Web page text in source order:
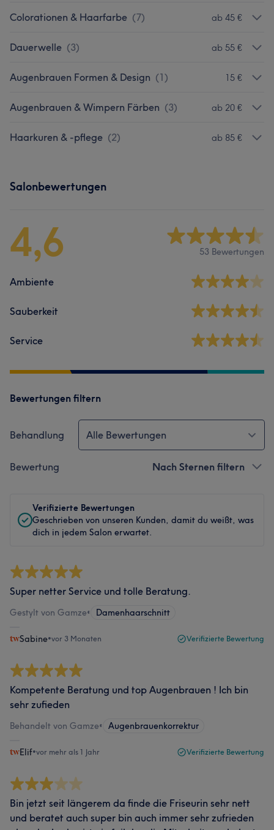
Colorationen & Haarfarbe (7) ab 45 €
Dauerwelle (3) ab 55 €
Augenbrauen Formen & Design (1) 15 €
Augenbrauen & Wimpern Färben (3) ab 20 €
Haarkuren & -pflege (2) ab 85 €
Salonbewertungen
4,6 53 Bewertungen
Ambiente
Sauberkeit
Service
Bewertungen filtern
Behandlung Alle Bewertungen
Bewertung Nach Sternen filtern
Verifizierte Bewertungen
Geschrieben von unseren Kunden, damit du weißt, was
dich in jedem Salon erwartet.
Super netter Service und tolle Beratung.
Gestylt von Gamze• Damenhaarschnitt
Sabine•vor 3 Monaten Verifizierte Bewertung
Kompetente Beratung und top Augenbrauen ! Ich bin
sehr zufieden
Behandelt von Gamze• Augenbrauenkorrektur
Elif•vor mehr als 1 Jahr Verifizierte Bewertung
Bin jetzt seit längerem da finde die Friseurin sehr nett
und beratet auch super bin auch immer sehr zufrieden